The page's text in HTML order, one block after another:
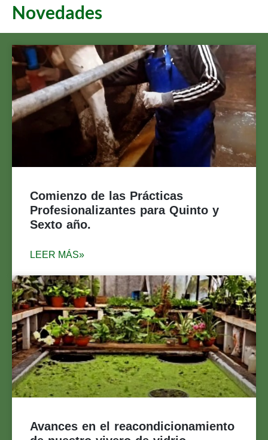
ESCUELA
AGROTÉCNICA
"LIB. GRAL. SAN
MARTÍN"
CASILDA
NACIONAL DE ROSARIO
Novedades
Comienzo de las Prácticas
Profesionalizantes para Quinto y
Sexto año.
LEER MÁS»
Avances en el reacondicionamiento